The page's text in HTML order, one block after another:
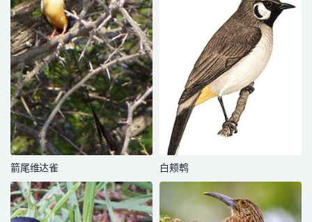
箭尾维达雀 白颊鹎